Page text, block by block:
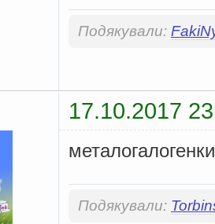
Подякували:
17.10.2017
Подякували: